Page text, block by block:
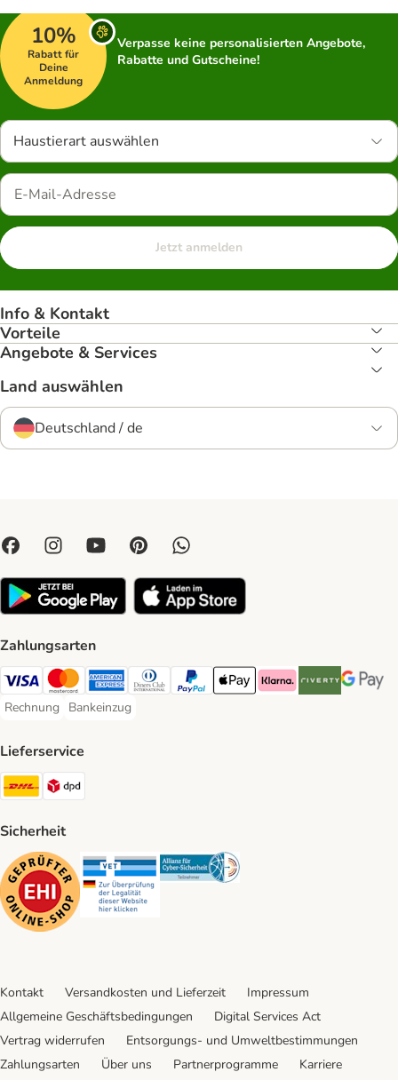
10%
Rabatt für
Deine
Anmeldung
Verpasse keine personalisierten Angebote,
Rabatte und Gutscheine!
Haustierart auswählen
Jetzt anmelden
Info & Kontakt
Vorteile
Angebote & Services
Land auswählen
Deutschland / de
Zahlungsarten
Visa Payment Method
Mastercard Payment Method
American Express Payment Method
Diners Club Payment Method
PayPal Payment Method
Apple Pay Payment Method
Klarna Payment Method
Riverty Payment
Google
Rechnung
Rechnung Payment Method
Bankeinzug
Bankeinzug Payment Method
Lieferservice
DHL Shipping Method
Sicherheit
Security Security Security
Kontakt Versandkosten und Lieferzeit
Impressum
Allgemeine Geschäftsbedingungen
Digital Services Act
Vertrag widerrufen
Entsorgungs- und Umweltbestimmungen
Zahlungsarten
Über uns Partnerprogramme Karriere